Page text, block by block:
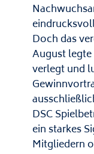
Doch das
August
verlegt und
DSC
ein starkes
Mitgliedern